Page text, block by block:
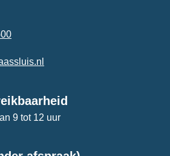
9 tot 12 uur